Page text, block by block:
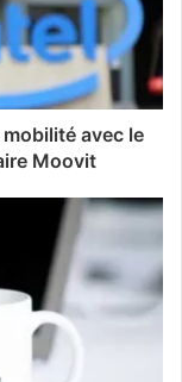
avec le
Moovit